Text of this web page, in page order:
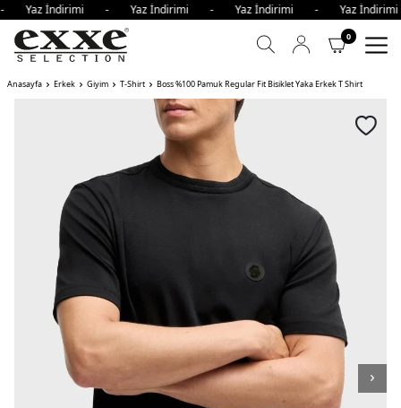
Yaz İndirimi - Yaz İndirimi - Yaz İndirimi - Yaz
0
Anasayfa Erkek Giyim T-Shirt Boss %100 Pamuk Regular Fit Bisiklet Yaka Erkek T Shirt